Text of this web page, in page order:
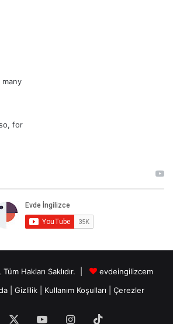
many
for
Hakları Saklıdır. |
evdeingilizcem
Gizlilik Kullanım Koşulları Çerezler
YouTubeInstagram